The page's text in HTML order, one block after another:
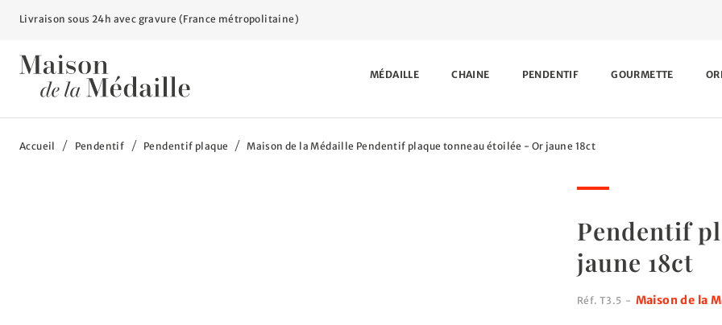
Livraison sous 24h avec gravure (France métropolitaine)
MÉDAILLE CHAINE PENDENTIF GOURMETTE
Vous êtes ici :
Accueil Pendentif Pendentif plaque Maison de la Médaille Pendentif plaque tonneau étoilée - Or jaune 18ct
Pendentif
jaune 18ct
Réf. T3.5 - Maison de la